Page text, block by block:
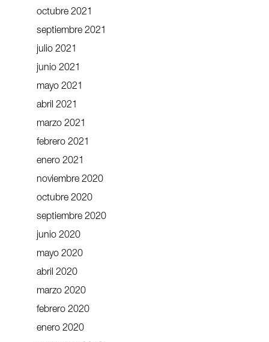
octubre 2021
septiembre 2021
julio 2021
junio 2021
mayo 2021
abril 2021
marzo 2021
febrero 2021
enero 2021
noviembre 2020
octubre 2020
septiembre 2020
junio 2020
mayo 2020
abril 2020
marzo 2020
febrero 2020
enero 2020